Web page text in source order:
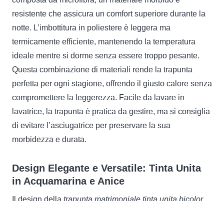
resistente che assicura un comfort superiore durante la
notte. L’imbottitura in poliestere è leggera ma
termicamente efficiente, mantenendo la temperatura
ideale mentre si dorme senza essere troppo pesante.
Questa combinazione di materiali rende la trapunta
perfetta per ogni stagione, offrendo il giusto calore senza
compromettere la leggerezza. Facile da lavare in
lavatrice, la trapunta è pratica da gestire, ma si consiglia
di evitare l’asciugatrice per preservare la sua
morbidezza e durata.
Design Elegante e Versatile: Tinta Unita
in Acquamarina e Anice
Il design della trapunta matrimoniale tinta unita bicolor